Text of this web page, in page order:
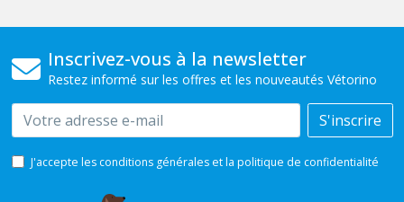
Inscrivez-vous à la newsletter
Restez informé sur les offres et les nouveautés Vétorino
Email S'inscrire
J'accepte les conditions générales et la politique de confidentialité